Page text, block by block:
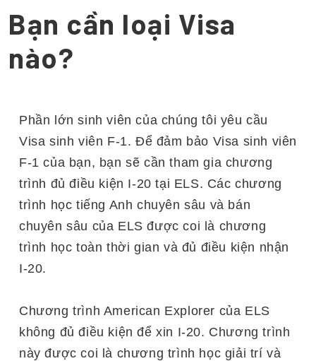
Bạn cần loại Visa
nào?
Phần lớn sinh viên của chúng tôi yêu cầu
Visa sinh viên F-1. Để đảm bảo Visa sinh viên
F-1 của bạn, bạn sẽ cần tham gia chương
trình đủ điều kiện I-20 tại ELS. Các chương
trình học tiếng Anh chuyên sâu và bán
chuyên sâu của ELS được coi là chương
trình học toàn thời gian và đủ điều kiện nhận
I-20.
Chương trình American Explorer của ELS
không đủ điều kiện để xin I-20. Chương trình
này được coi là chương trình học giải trí và